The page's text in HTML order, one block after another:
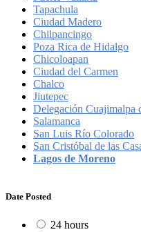
Tapachula
Ciudad Madero
Chilpancingo
Poza Rica de Hidalgo
Chicoloapan
Ciudad del Carmen
Chalco
Jiutepec
Delegación Cuajimalpa
Salamanca
San Luis Río Colorado
San Cristóbal de las
Lagos de Moreno
Date Posted
24 hours